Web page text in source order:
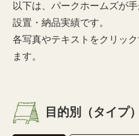
以下は、パークホームズが
設置・納品実績です。
各写真やテキストをクリッ
ます。
目的別（タイプ